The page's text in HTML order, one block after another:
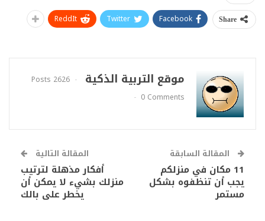
Share
Facebook
Twitter
ReddIt
موقع التربية الذكية
2626 Posts
0 Comments
المقالة السابقة
11 مكان في منزلكم
يجب أن تنظفوه بشكل
مستمر
المقالة التالية
أفكار مذهلة لترتيب
منزلك بشيء لا يمكن أن
يخطر على بالك